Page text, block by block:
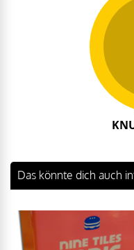
Das könnte dich auch